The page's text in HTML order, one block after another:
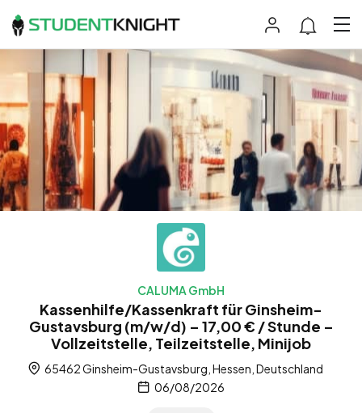
CALUMA GmbH
Kassenhilfe/Kassenkraft für Ginsheim-
Gustavsburg (m/w/d) – 17,00 € / Stunde –
Vollzeitstelle, Teilzeitstelle, Minijob
65462 Ginsheim-Gustavsburg, Hessen, Deutschland
06/08/2026